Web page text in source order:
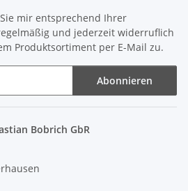
mir entsprechend Ihrer
und jederzeit widerruflich
Produktsortiment per E-Mail zu.
Abonnieren
Bobrich GbR